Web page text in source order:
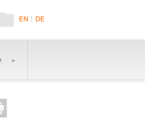
DE
|
EN